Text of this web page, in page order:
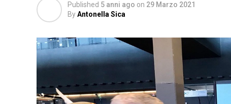
Published 5 anni ago on 29 Marzo 2021
ByAntonella Sica